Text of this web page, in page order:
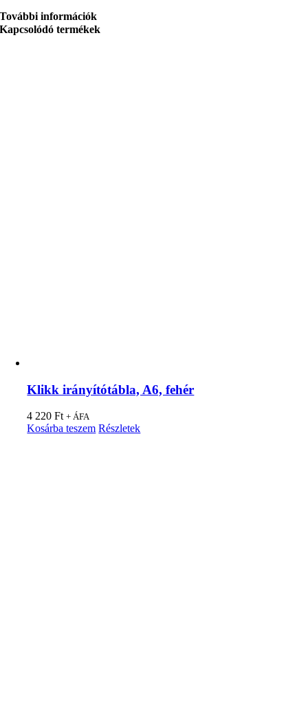
További információk
Kapcsolódó termékek
Klikk irányítótábla, A6, fehér
4 220Ft + ÁFA
Kosárba teszem Részletek